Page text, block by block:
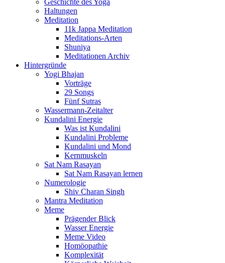
Geschichte des Yoga
Haltungen
Meditation
11k Jappa Meditation
Meditations-Arten
Shuniya
Meditationen Archiv
Hintergründe
Yogi Bhajan
Vorträge
29 Songs
Fünf Sutras
Wassermann-Zeitalter
Kundalini Energie
Was ist Kundalini
Kundalini Probleme
Kundalini und Mond
Kernmuskeln
Sat Nam Rasayan
Sat Nam Rasayan lernen
Numerologie
Shiv Charan Singh
Mantra Meditation
Meme
Prägender Blick
Wasser Energie
Meme Video
Homöopathie
Komplexität